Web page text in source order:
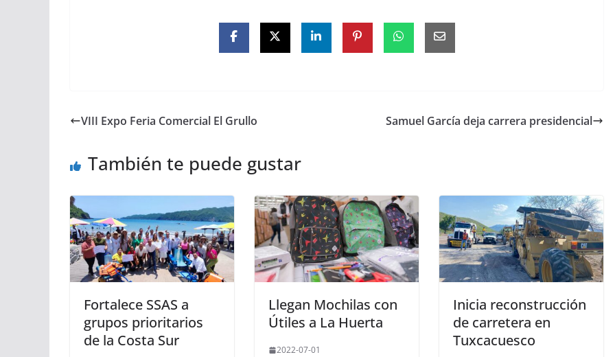
VIII Expo Feria Comercial El Grullo Samuel García deja carrera presidencial
También te puede gustar
Fortalece SSAS a
grupos prioritarios
de la Costa Sur
Llegan Mochilas con
Útiles a La Huerta
2022-07-01
Inicia reconstrucción
de carretera en
Tuxcacuesco